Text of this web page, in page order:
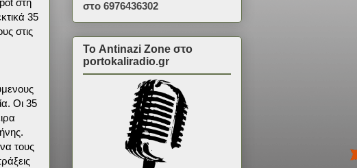
στη
35
στις
Οι 35
τους
στο 6976436302
Το Antinazi Zone στο
portokaliradio.gr